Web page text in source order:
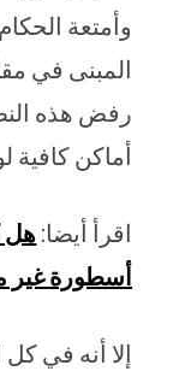
وأمتعة
المبنى في
رفض هذه
أماكن كافية
اقرأ أيضا: هل
أسطورة غير
إلا أنه في